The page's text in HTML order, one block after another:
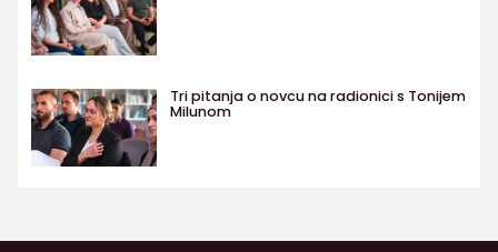
Tri pitanja o novcu na radionici s Tonijem
Milunom